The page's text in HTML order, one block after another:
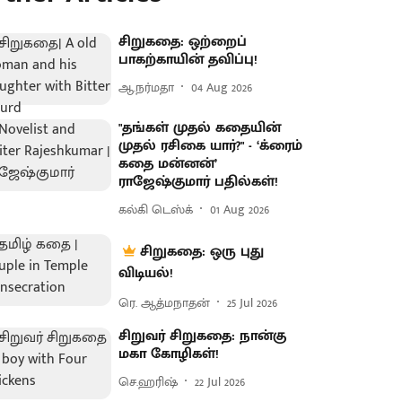
சிறுகதை: ஒற்றைப்
பாகற்காயின் தவிப்பு!
ஆ.நர்மதா 04 Aug 2026
"தங்கள் முதல் கதையின்
முதல் ரசிகை யார்?" - ‘க்ரைம்
கதை மன்னன்’
ராஜேஷ்குமார் பதில்கள்!
கல்கி டெஸ்க் 01 Aug 2026
சிறுகதை: ஒரு புது
விடியல்!
ரெ. ஆத்மநாதன் 25 Jul 2026
சிறுவர் சிறுகதை: நான்கு
மகா கோழிகள்!
செ.ஹரிஷ் 22 Jul 2026